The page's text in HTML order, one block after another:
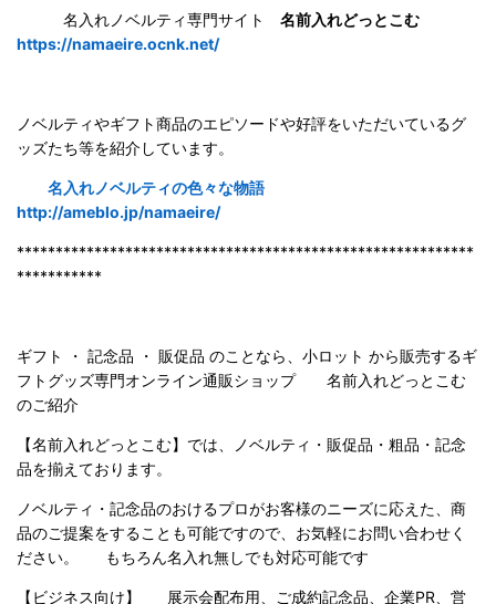
名入れノベルティ専門サイト 名前入れどっとこむ
https://namaeire.ocnk.net/
ノベルティやギフト商品のエピソードや好評をいただいているグ
ッズたち等を紹介しています。
名入れノベルティの色々な物語
http://ameblo.jp/namaeire/
***********************************************************
***********
ギフト ・ 記念品 ・ 販促品 のことなら、小ロット から販売するギ
フトグッズ専門オンライン通販ショップ 名前入れどっとこむ
のご紹介
【名前入れどっとこむ】では、ノベルティ・販促品・粗品・記念
品を揃えております。
ノベルティ・記念品のおけるプロがお客様のニーズに応えた、商
品のご提案をすることも可能ですので、お気軽にお問い合わせく
ださい。 もちろん名入れ無しでも対応可能です
【ビジネス向け】 展示会配布用、ご成約記念品、企業PR、営